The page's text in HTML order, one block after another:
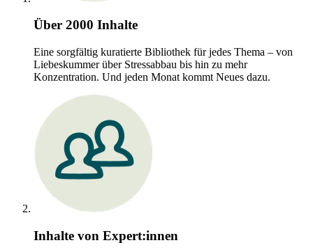
Über 2000 Inhalte
Eine sorgfältig kuratierte Bibliothek für jedes Thema – von
Liebeskummer über Stressabbau bis hin zu mehr
Konzentration. Und jeden Monat kommt Neues dazu.
Inhalte von Expert:innen